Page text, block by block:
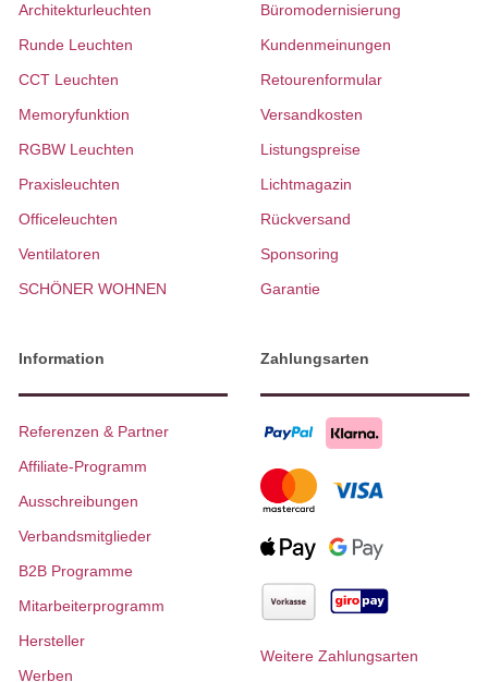
Architekturleuchten
Runde Leuchten
CCT Leuchten
Memoryfunktion
RGBW Leuchten
Praxisleuchten
Officeleuchten
Ventilatoren
SCHÖNER WOHNEN
Büromodernisierung
Kundenmeinungen
Retourenformular
Versandkosten
Listungspreise
Lichtmagazin
Rückversand
Sponsoring
Garantie
Information
Referenzen & Partner
Affiliate-Programm
Ausschreibungen
Verbandsmitglieder
B2B Programme
Mitarbeiterprogramm
Hersteller
Werben
Zahlungsarten
Weitere Zahlungsarten